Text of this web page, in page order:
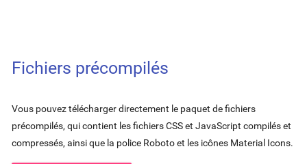
Fichiers précompilés
Vous pouvez télécharger directement le paquet de fichiers
précompilés, qui contient les fichiers CSS et JavaScript compilés et
compressés, ainsi que la police Roboto et les icônes Material Icons.